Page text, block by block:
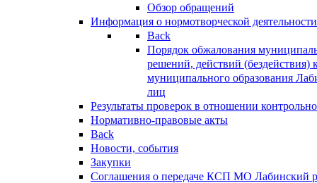
Обзор обращений
Информация о нормотворческой деятельности
Back
Порядок обжалования
решений, действий (бездействия)
муниципального образования
лиц
Результаты проверок в отношении
Нормативно-правовые акты
Back
Новости, события
Закупки
Соглашения о передаче КСП МО Лабинский